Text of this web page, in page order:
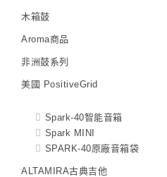
木箱鼓
Aroma商品
非洲鼓系列
美國 PositiveGrid
Spark-40智能音箱
Spark MINI
SPARK-40原廠音箱袋
ALTAMIRA古典吉他